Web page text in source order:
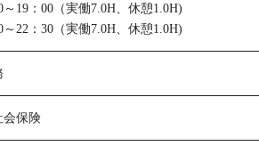
19：00（実働7.0H、休憩1.0H)
22：30（実働7.0H、休憩1.0H)
会保険